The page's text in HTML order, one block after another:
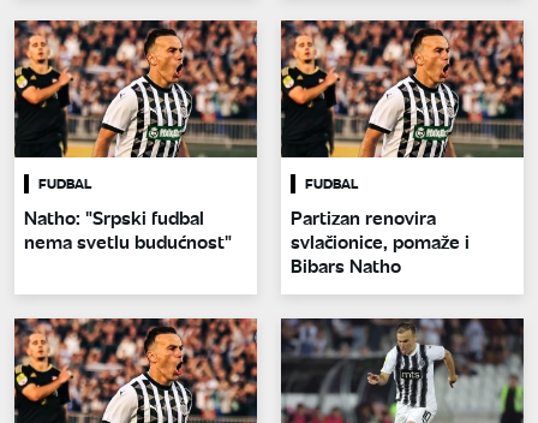
FUDBAL
Natho: "Srpski fudbal
nema svetlu budućnost"
FUDBAL
Partizan renovira
svlačionice, pomaže i
Bibars Natho